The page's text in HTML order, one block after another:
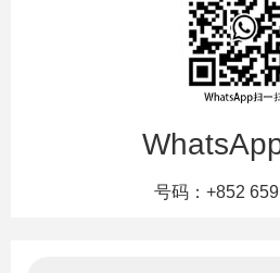
号码：+852